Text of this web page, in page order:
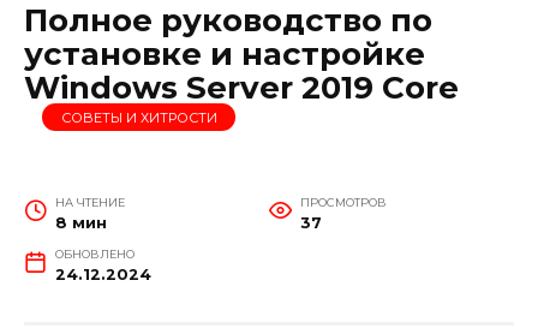
Полное руководство по
установке и настройке
Windows Server 2019 Core
СОВЕТЫ И ХИТРОСТИ
НА ЧТЕНИЕ
8 мин
ПРОСМОТРОВ
37
ОБНОВЛЕНО
24.12.2024